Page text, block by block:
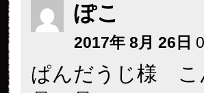
ぽこ
2017年 8月 26日
ぱんだうじ様